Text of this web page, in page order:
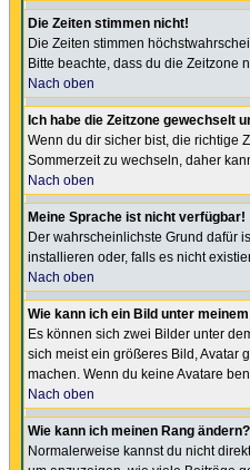
Die Zeiten stimmen nicht!
Die Zeiten stimmen
Bitte beachte, dass du die Zeitzone
Nach oben
Ich habe die Zeitzone gewechselt
Wenn du dir sicher bist, die richtige
Sommerzeit zu wechseln, daher
Nach oben
Meine Sprache ist nicht verfügbar!
Der wahrscheinlichste Grund dafür
installieren oder, falls es nicht
Nach oben
Wie kann ich ein Bild unter
Es können sich zwei Bilder unter
sich meist ein größeres Bild, Avatar
machen. Wenn du keine Avatare
Nach oben
Wie kann ich meinen Rang ändern?
Normalerweise kannst du nicht